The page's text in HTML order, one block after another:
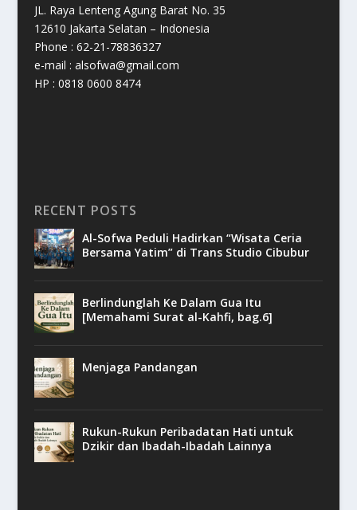
JL. Raya Lenteng Agung Barat No. 35
12610 Jakarta Selatan – Indonesia
Phone : 62-21-78836327
e-mail : alsofwa@gmail.com
HP : 0818 0600 8474
RECENT POSTS
Al-Sofwa Peduli Hadirkan “Wisata Ceria
Bersama Yatim” di Trans Studio Cibubur
Berlindunglah Ke Dalam Gua Itu
[Memahami Surat al-Kahfi, bag.6]
Menjaga Pandangan
Rukun-Rukun Peribadatan Hati untuk
Dzikir dan Ibadah-Ibadah Lainnya